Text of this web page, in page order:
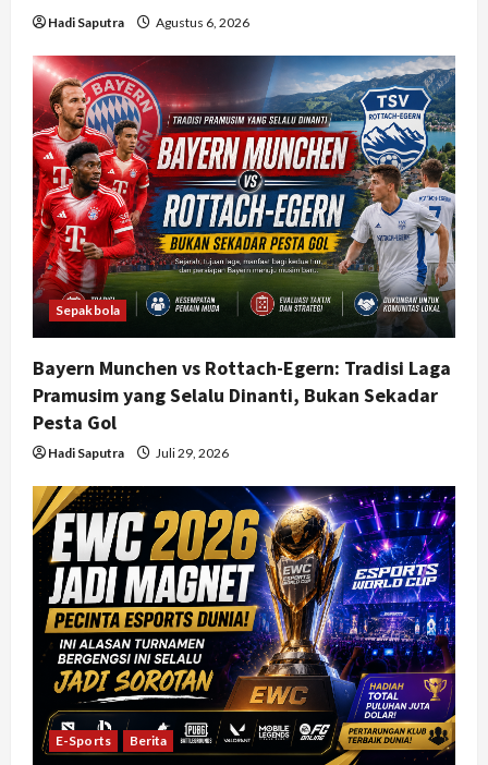
Hadi Saputra Agustus 6, 2026
Sepakbola
Bayern Munchen vs Rottach-Egern: Tradisi Laga
Pramusim yang Selalu Dinanti, Bukan Sekadar
Pesta Gol
Hadi Saputra Juli 29, 2026
E-Sports Berita